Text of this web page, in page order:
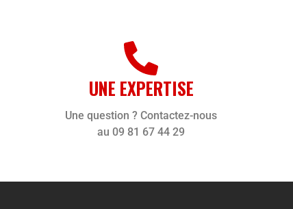
UNE EXPERTISE
Une question ? Contactez-nous
au 09 81 67 44 29